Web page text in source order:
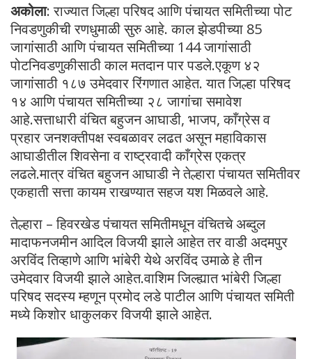
अकोला: राज्यात जिल्हा परिषद आणि पंचायत समितीच्या पोट
निवडणुकीची रणधुमाळी सुरु आहे. काल झेडपीच्या 85
जागांसाठी आणि पंचायत समितीच्या 144 जागांसाठी
पोटनिवडणुकीसाठी काल मतदान पार पडले.एकूण ४२
जागांसाठी १८७ उमेदवार रिंगणात आहेत. यात जिल्हा परिषद
१४ आणि पंचायत समितीच्या २८ जागांचा समावेश
आहे.सत्ताधारी वंचित बहुजन आघाडी, भाजप, काँग्रेस व
प्रहार जनशक्तीपक्ष स्वबळावर लढत असून महाविकास
आघाडीतील शिवसेना व राष्ट्रवादी काँग्रेस एकत्र
लढले.मात्र वंचित बहुजन आघाडी ने तेल्हारा पंचायत समितीवर
एकहाती सत्ता कायम राखण्यात सहज यश मिळवले आहे.
तेल्हारा – हिवरखेड पंचायत समितीमधून वंचितचे अब्दुल
मादाफनजमीन आदिल विजयी झाले आहेत तर वाडी अदमपुर
अरविंद तिव्हाणे आणि भांबेरी येथे अरविंद उमाळे हे तीन
उमेदवार विजयी झाले आहेत.वाशिम जिल्ह्यात भांबेरी जिल्हा
परिषद सदस्य म्हणून प्रमोद लडे पाटील आणि पंचायत समिती
मध्ये किशोर धाकुलकर विजयी झाले आहेत.